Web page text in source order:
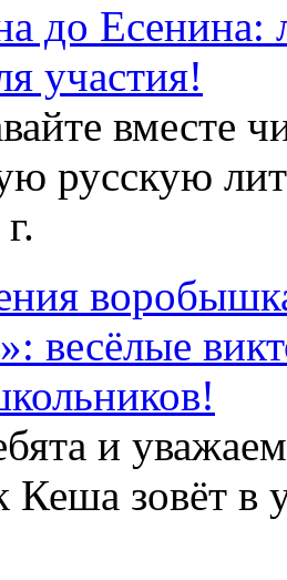
до Есенина:
участия!
вместе
русскую
весёлые
и
зовёт в